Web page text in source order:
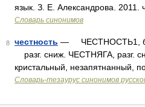
язык. З. Е. Александрова. 2011.
Словарь синонимов
8 честность — ЧЕСТНОСТЬ1,
разг. сниж. ЧЕСТНЯГА, разг.
кристальный,
Словарь-тезаурус синонимов